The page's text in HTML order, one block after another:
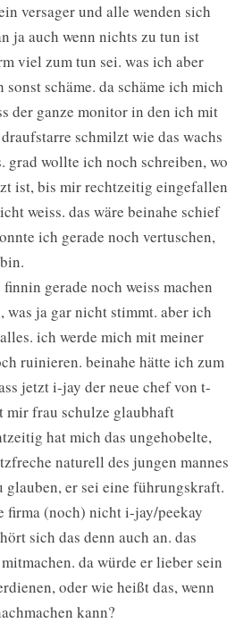
versager und alle wenden sich
ja auch wenn nichts zu tun ist
viel zum tun sei. was ich aber
schäme. da schäme ich mich
der ganze monitor in den ich mit
schmilzt wie das wachs
grad wollte ich noch schreiben, wo
ist, bis mir rechtzeitig eingefallen
weiss. das wäre beinahe schief
ich gerade noch vertuschen,
gerade noch weiss machen
was ja gar nicht stimmt. aber ich
ich werde mich mit meiner
ruinieren. beinahe hätte ich zum
jetzt i-jay der neue chef von t-
mir frau schulze glaubhaft
hat mich das ungehobelte,
naturell des jungen mannes
glauben, er sei eine führungskraft.
firma (noch) nicht i-jay/peekay
sich das denn auch an. das
da würde er lieber sein
oder wie heißt das, wenn
kann?